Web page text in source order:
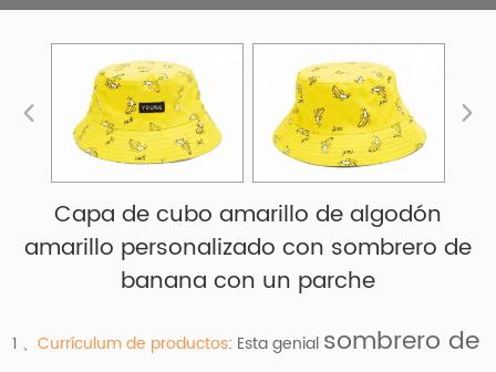
Capa de cubo amarillo de algodón
amarillo personalizado con sombrero de
banana con un parche
1 、Currículum de productos: Esta genial sombrero de